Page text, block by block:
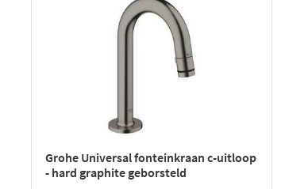
Grohe Universal fonteinkraan c-uitloop
- hard graphite geborsteld